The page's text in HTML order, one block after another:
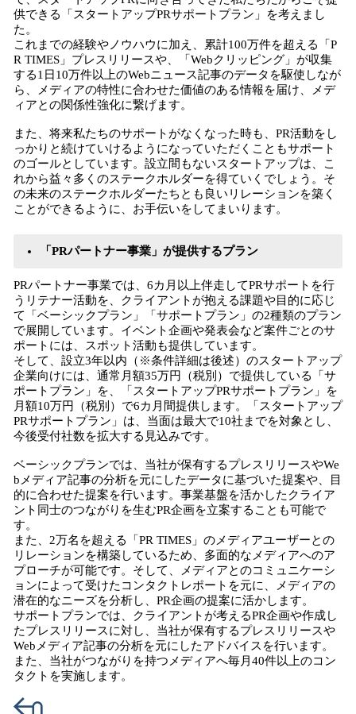
供できる「スタートアップPRサポートプラン」を考えまし
た。
これまでの経験やノウハウに加え、累計100万件を超える「P
R TIMES」プレスリリースや、「Webクリッピング」が収集
する1日10万件以上のWebニュース記事のデータを駆使しなが
ら、メディアの特性に合わせた価値のある情報を届け、メデ
ィアとの関係性強化に繋げます。
また、将来私たちのサポートがなくなった時も、PR活動をし
っかりと続けていけるようになっていただくこともサポート
のゴールとしています。設立間もないスタートアップは、こ
れから益々多くのステークホルダーを得ていくでしょう。そ
の未来のステークホルダーたちとも良いリレーションを築く
ことができるように、お手伝いをしてまいります。
「PRパートナー事業」が提供するプラン
PRパートナー事業では、6カ月以上伴走してPRサポートを行
うリテナー活動を、クライアントが抱える課題や目的に応じ
て「ベーシックプラン」「サポートプラン」の2種類のプラン
で展開しています。イベント企画や発表会など案件ごとのサ
ポートには、スポット活動も提供しています。
そして、設立3年以内（※条件詳細は後述）のスタートアップ
企業向けには、通常月額35万円（税別）で提供している「サ
ポートプラン」を、「スタートアップPRサポートプラン」を
月額10万円（税別）で6カ月間提供します。「スタートアップ
PRサポートプラン」は、当面は最大で10社までを対象とし、
今後受付社数を拡大する見込みです。
ベーシックプランでは、当社が保有するプレスリリースやWe
bメディア記事の分析を元にしたデータに基づいた提案や、目
的に合わせた提案を行います。事業基盤を活かしたクライア
ント同士のつながりを生むPR企画を立案することも可能で
す。
また、2万名を超える「PR TIMES」のメディアユーザーとの
リレーションを構築しているため、多面的なメディアへのア
プローチが可能です。そして、メディアとのコミュニケーシ
ョンによって受けたコンタクトレポートを元に、メディアの
潜在的なニーズを分析し、PR企画の提案に活かします。
サポートプランでは、クライアントが考えるPR企画や作成し
たプレスリリースに対し、当社が保有するプレスリリースや
Webメディア記事の分析を元にしたアドバイスを行います。
また、当社がつながりを持つメディアへ毎月40件以上のコン
タクトを実施します。